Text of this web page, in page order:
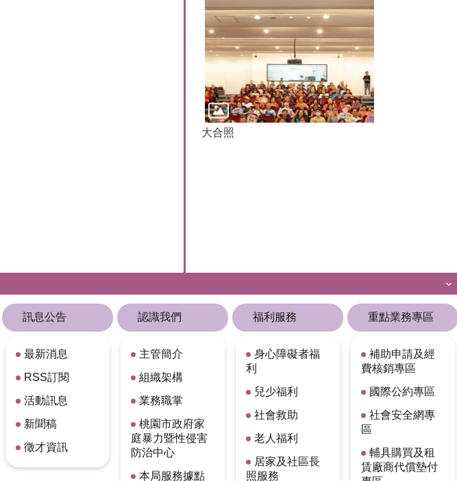
大合照
訊息公告
最新消息
RSS訂閱
活動訊息
新聞稿
徵才資訊
認識我們
主管簡介
組織架構
業務職掌
桃園市政府家
庭暴力暨性侵害
防治中心
本局服務據點
福利服務
身心障礙者福
利
兒少福利
社會救助
老人福利
居家及社區長
照服務
重點業務專區
補助申請及經
費核銷專區
國際公約專區
社會安全網專
區
輔具購買及租
賃廠商代償墊付